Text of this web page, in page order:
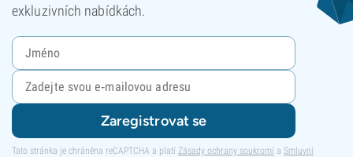
exkluzivních nabídkách.
Zaregistrovat se
Tato stránka je chráněna reCAPTCHA a platí Zásady ochrany soukromí a Smluvní